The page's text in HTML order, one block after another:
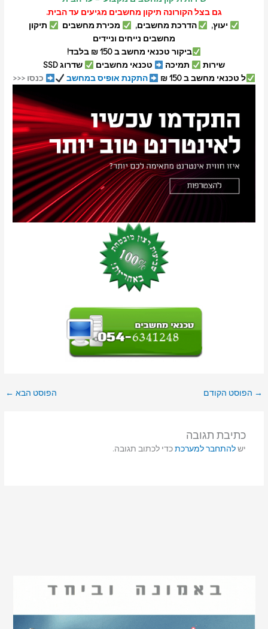
גם בצל הקורונה תיקון מחשבים מגיעים עד הבית.
יעוץ,
הדרכת מחשבים, מכירת מחשבים
תיקון
מחשבים נייחים וניידים
ביקור טכנאי מחשב ב 150 ₪ בלבד!
שירות
תמיכה טכנאי מחשבים
שדרוג SSD
ל טכנאי מחשב ב 150 ₪
התקנת אופיס במחשב כנסו <<<
→ הפוסט הקודם הפוסט הבא ←
כתיבת תגובה
ישלהתחבר למערכתכדי לכתוב תגובה.